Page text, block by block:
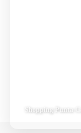
Shopping Punta